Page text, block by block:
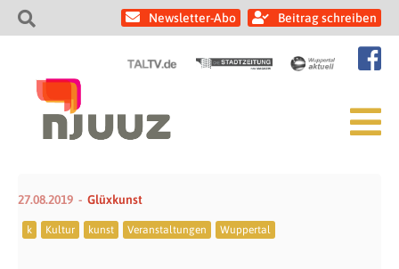
Newsletter-Abo Beitrag schreiben
27.08.2019 Glüxkunst
k Kultur kunst Veranstaltungen Wuppertal